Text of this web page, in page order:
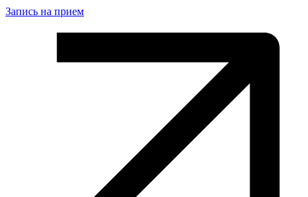
Запись на прием